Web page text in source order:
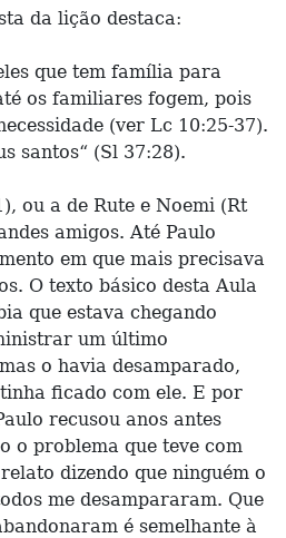
da lição destaca:
que tem família para
os familiares fogem, pois
(ver Lc 10:25-37).
santos“ (Sl 37:28).
ou a de Rute e Noemi (Rt
amigos. Até Paulo
em que mais precisava
O texto básico desta Aula
que estava chegando
um último
o havia desamparado,
ficado com ele. E por
recusou anos antes
o problema que teve com
dizendo que ninguém o
me desampararam. Que
é semelhante à